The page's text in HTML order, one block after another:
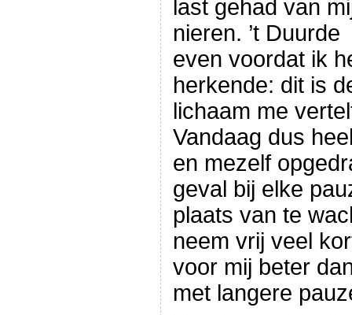
last gehad van
nieren. ’t Duurde
even voordat ik
herkende: dit is
lichaam me
Vandaag dus
en mezelf
geval bij elke
plaats van te
neem vrij veel
voor mij beter
met langere